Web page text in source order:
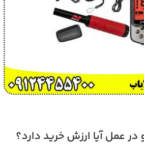
در عمل آیا ارزش خرید دارد؟